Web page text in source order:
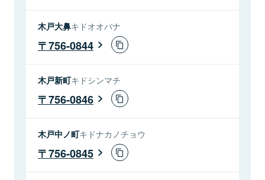
木戸大鼻キドオオバナ
756-0844
木戸新町キドシンマチ
756-0846
木戸中ノ町キドナカノチョウ
756-0845